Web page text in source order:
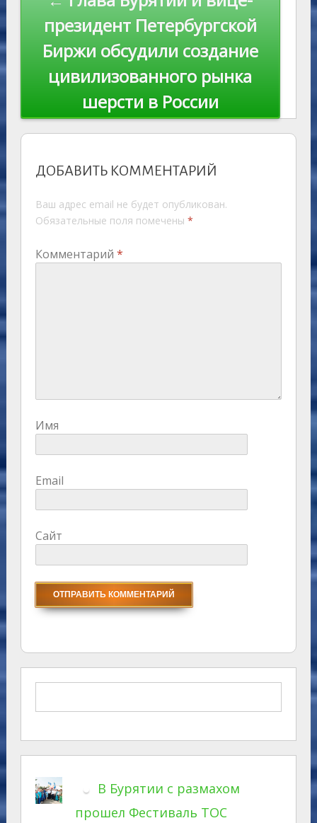
президент Петербургской
Биржи обсудили создание
цивилизованного рынка
шерсти в России
ДОБАВИТЬ КОММЕНТАРИЙ
Ваш адрес email не будет опубликован.
Обязательные поля помечены *
Комментарий *
Имя
Email
Сайт
В Бурятии с размахом
прошел Фестиваль ТОС